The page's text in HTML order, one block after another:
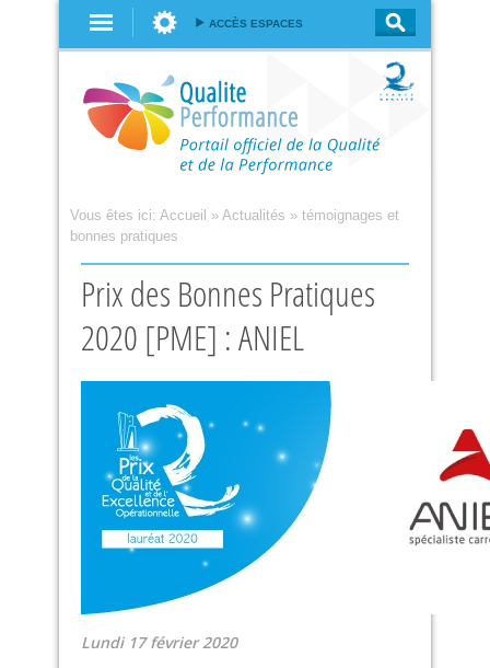
ACCÈS ESPACES
Vous êtes ici: Accueil » Actualités » témoignages et
bonnes pratiques
Prix des Bonnes Pratiques
2020 [PME] : ANIEL
Lundi 17 février 2020